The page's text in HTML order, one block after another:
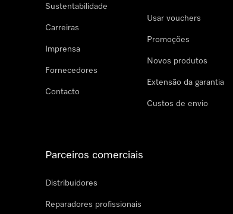
Sustentabilidade
Carreiras
Imprensa
Fornecedores
Contacto
Usar vouchers
Promoções
Novos produtos
Extensão da garantia
Custos de envio
Parceiros comerciais
Distribuidores
Reparadores profissionais